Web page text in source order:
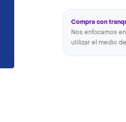
Compra con
Nos enfocamos
utilizar el medio